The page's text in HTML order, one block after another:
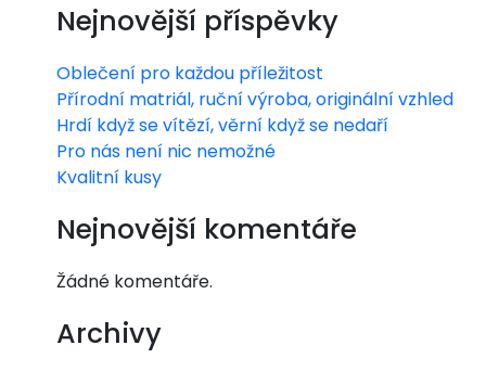
Nejnovější příspěvky
Oblečení pro každou příležitost
Přírodní matriál, ruční výroba, originální vzhled
Hrdí když se vítězí, věrní když se nedaří
Pro nás není nic nemožné
Kvalitní kusy
Nejnovější komentáře
Žádné komentáře.
Archivy